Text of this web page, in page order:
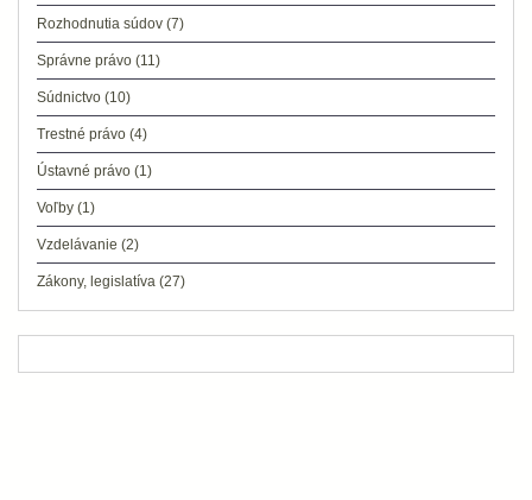
Rozhodnutia súdov (7)
Správne právo (11)
Súdnictvo (10)
Trestné právo (4)
Ústavné právo (1)
Voľby (1)
Vzdelávanie (2)
Zákony, legislatíva (27)